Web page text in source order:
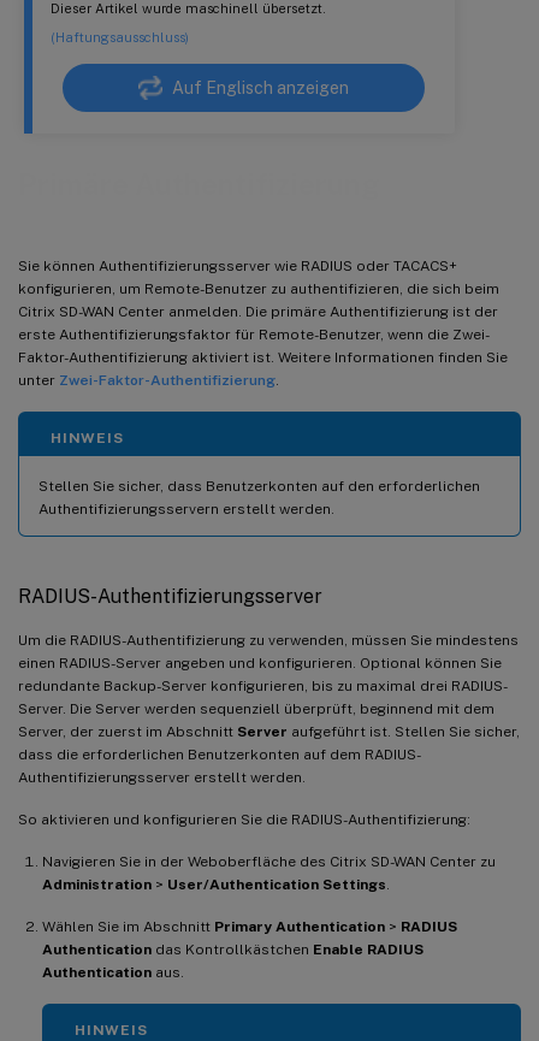
Dieser Artikel wurde maschinell übersetzt.
(Haftungsausschluss)
Auf Englisch anzeigen
Sie können Authentifizierungsserver wie RADIUS oder TACACS+
konfigurieren, um Remote-Benutzer zu authentifizieren, die sich beim
Citrix SD-WAN Center anmelden. Die primäre Authentifizierung ist der
erste Authentifizierungsfaktor für Remote-Benutzer, wenn die Zwei-
Faktor-Authentifizierung aktiviert ist. Weitere Informationen finden Sie
unter Zwei-Faktor-Authentifizierung
HINWEIS
Stellen Sie sicher, dass Benutzerkonten auf den erforderlichen
Authentifizierungsservern erstellt werden.
RADIUS-Authentifizierungsserver
Um die RADIUS-Authentifizierung zu verwenden, müssen Sie mindestens
einen RADIUS-Server angeben und konfigurieren. Optional können Sie
redundante Backup-Server konfigurieren, bis zu maximal drei RADIUS-
Server. Die Server werden sequenziell überprüft, beginnend mit dem
Server, der zuerst im Abschnitt Server aufgeführt ist. Stellen Sie sicher,
dass die erforderlichen Benutzerkonten auf dem RADIUS-
Authentifizierungsserver erstellt werden.
So aktivieren und konfigurieren Sie die RADIUS-Authentifizierung:
Navigieren Sie in der Weboberfläche des Citrix SD-WAN Center zu
Administration > User/Authentication Settings
Wählen Sie im Abschnitt Primary Authentication > RADIUS
Authentication das Kontrollkästchen Enable RADIUS
Authentication aus.
HINWEIS